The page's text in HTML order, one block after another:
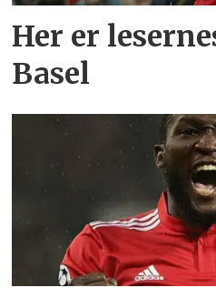
Her er
Basel